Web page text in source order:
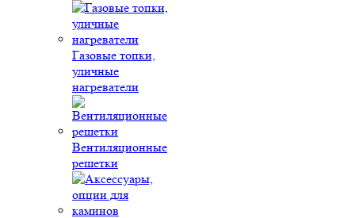
Газовые топки,
уличные
нагреватели
Вентиляционные
решетки